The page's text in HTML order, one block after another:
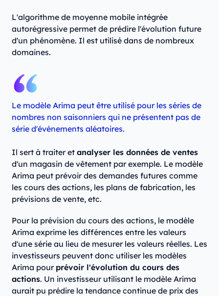
L'algorithme de moyenne mobile intégrée
autorégressive permet de prédire l'évolution future
d'un phénomène. Il est utilisé dans de nombreux
domaines.
Le modèle Arima peut être utilisé pour les séries de
nombres non saisonniers qui ne présentent pas de
série d'événements aléatoires.
Il sert à traiter et analyser les données de ventes
d'un magasin de vêtement par exemple. Le modèle
Arima peut prévoir des demandes futures comme
les cours des actions, les plans de fabrication, les
prévisions de vente, etc.
Pour la prévision du cours des actions, le modèle
Arima exprime les différences entre les valeurs
d'une série au lieu de mesurer les valeurs réelles. Les
investisseurs peuvent donc utiliser les modèles
Arima pour prévoir l'évolution du cours des
actions. Un investisseur utilisant le modèle Arima
aurait pu prédire la tendance continue de prix des